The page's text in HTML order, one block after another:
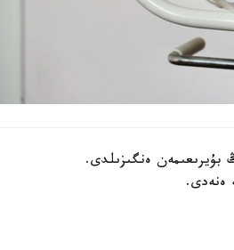
بۇيرىعىمەن ەنگىزىلدى.